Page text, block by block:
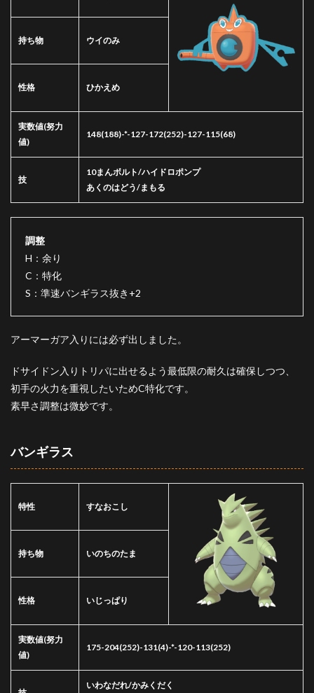
持ち物 ウイのみ
性格 ひかえめ
実数値(努力
値)
148(188)-*-127-172(252)-127-115(68)
技
10まんボルト/ハイドロポンプ
あくのはどう/まもる
調整
H：余り
C：特化
S：準速バンギラス抜き+2
アーマーガア入りには必ず出しました。
ドサイドン入りトリパに出せるよう最低限の耐久は確保しつつ、
初手の火力を重視したいためC特化です。
素早さ調整は微妙です。
バンギラス
特性 すなおこし
持ち物 いのちのたま
性格 いじっぱり
実数値(努力
値)
175-204(252)-131(4)-*-120-113(252)
いわなだれ/かみくだく